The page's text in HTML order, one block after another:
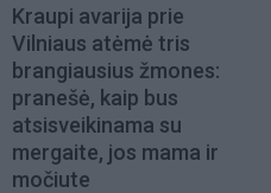
Kraupi avarija prie
Vilniaus atėmė tris
brangiausius žmones:
pranešė, kaip bus
atsisveikinama su
mergaite, jos mama ir
močiute